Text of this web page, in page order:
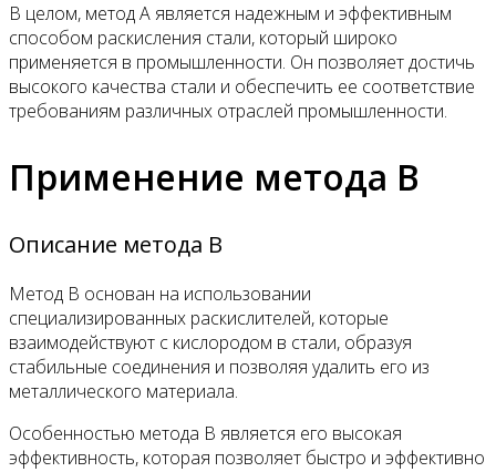
В целом, метод A является надежным и эффективным
способом раскисления стали, который широко
применяется в промышленности. Он позволяет достичь
высокого качества стали и обеспечить ее соответствие
требованиям различных отраслей промышленности.
Применение метода B
Описание метода B
Метод B основан на использовании
специализированных раскислителей, которые
взаимодействуют с кислородом в стали, образуя
стабильные соединения и позволяя удалить его из
металлического материала.
Особенностью метода B является его высокая
эффективность, которая позволяет быстро и эффективно